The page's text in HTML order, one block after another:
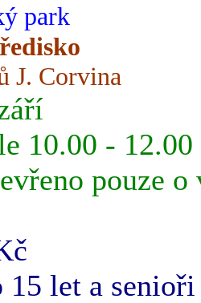
park
J. Corvina
10.00 -
pouze o
15 let a